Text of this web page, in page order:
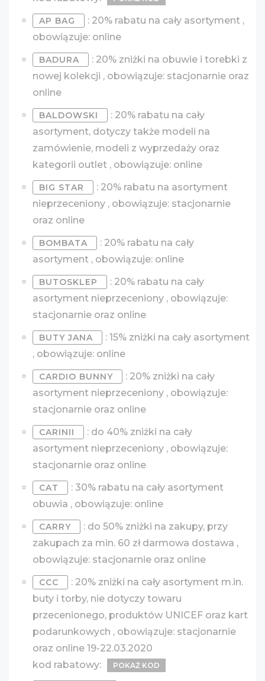
AP BAG
: 20% rabatu na cały asortyment ,
obowiązuje: online
BADURA
: 20% zniżki na obuwie i torebki z
nowej kolekcji , obowiązuje: stacjonarnie oraz
online
BALDOWSKI
: 20% rabatu na cały
asortyment, dotyczy także modeli na
zamówienie, modeli z wyprzedaży oraz
kategorii outlet , obowiązuje: online
BIG STAR
: 20% rabatu na asortyment
nieprzeceniony , obowiązuje: stacjonarnie
oraz online
BOMBATA
: 20% rabatu na cały
asortyment , obowiązuje: online
BUTOSKLEP
: 20% rabatu na cały
asortyment nieprzeceniony , obowiązuje:
stacjonarnie oraz online
BUTY JANA
: 15% zniżki na cały asortyment
, obowiązuje: online
CARDIO BUNNY
: 20% zniżki na cały
asortyment nieprzeceniony , obowiązuje:
stacjonarnie oraz online
CARINII
: do 40% zniżki na cały
asortyment nieprzeceniony , obowiązuje:
stacjonarnie oraz online
CAT
: 30% rabatu na cały asortyment
obuwia , obowiązuje: online
CARRY
: do 50% zniżki na zakupy, przy
zakupach za min. 60 zł darmowa dostawa ,
obowiązuje: stacjonarnie oraz online
CCC
: 20% zniżki na cały asortyment m.in.
buty i torby, nie dotyczy towaru
przecenionego, produktów UNICEF oraz kart
podarunkowych , obowiązuje: stacjonarnie
oraz online 19-22.03.2020
kod rabatowy:
POKAŻ KOD